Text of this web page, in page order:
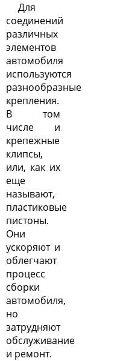
Для
соединений
различных
элементов
автомобиля
используются
разнообразные
крепления.
В том
числе и
крепежные
клипсы,
или, как их
еще
называют,
пластиковые
пистоны.
Они
ускоряют и
облегчают
процесс
сборки
автомобиля,
но
затрудняют
обслуживание
и ремонт.